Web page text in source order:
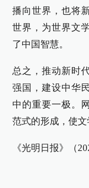
播向世界，也将
世界，为世界文
了中国智慧。
总之，推动新时
强国，建设中华
中的重要一极。
范式的形成，使文
《光明日报》（